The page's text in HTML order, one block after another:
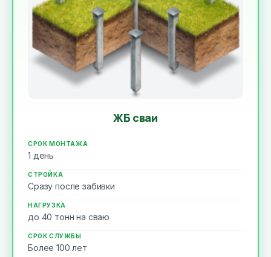
ЖБ сваи
СРОК МОНТАЖА
1 день
СТРОЙКА
Сразу после забивки
НАГРУЗКА
до 40 тонн на сваю
СРОК СЛУЖБЫ
Более 100 лет